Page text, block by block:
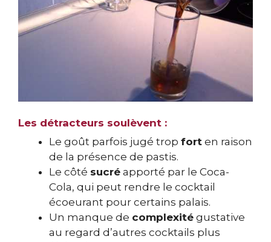
Les détracteurs soulèvent :
Le goût parfois jugé trop fort en raison
de la présence de pastis.
Le côté sucré apporté par le Coca-
Cola, qui peut rendre le cocktail
écoeurant pour certains palais.
Un manque de complexité gustative
au regard d’autres cocktails plus